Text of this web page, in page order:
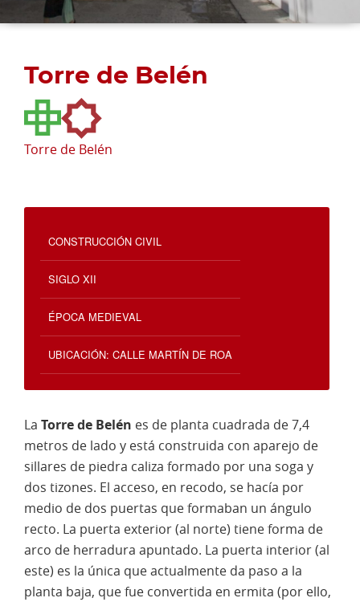
Torre de Belén
Torre de Belén
CONSTRUCCIÓN CIVIL
SIGLO XII
ÉPOCA MEDIEVAL
UBICACIÓN: CALLE MARTÍN DE ROA
La Torre de Belén es de planta cuadrada de 7,4
metros de lado y está construida con aparejo de
sillares de piedra caliza formado por una soga y
dos tizones. El acceso, en recodo, se hacía por
medio de dos puertas que formaban un ángulo
recto. La puerta exterior (al norte) tiene forma de
arco de herradura apuntado. La puerta interior (al
este) es la única que actualmente da paso a la
planta baja, que fue convertida en ermita (por ello,